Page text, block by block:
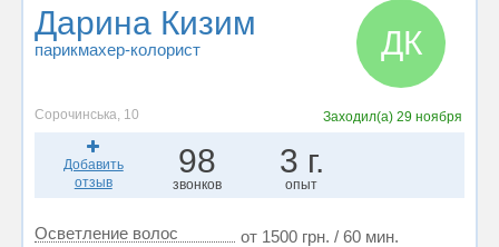
Дарина Кизим
парикмахер-колорист ДК
Сорочинська, 10 Заходил(а)29 ноября
Добавить
отзыв
98
звонков
3 г.
опыт
Осветление волос
от 1500 грн. / 60 мин.